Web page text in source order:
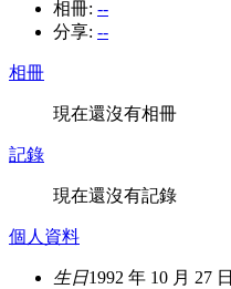
相冊: --
分享: --
相冊
現在還沒有相冊
記錄
現在還沒有記錄
個人資料
生日1992 年 10 月 27 日